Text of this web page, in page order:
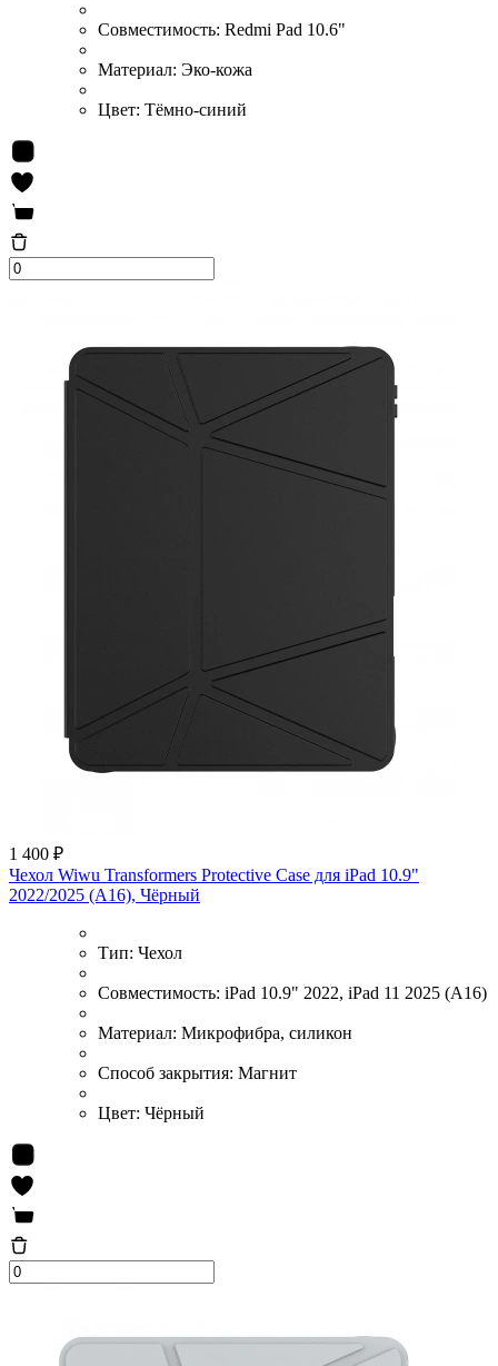
Совместимость: Redmi Pad 10.6"
Материал: Эко-кожа
Цвет: Тёмно-синий
1 400 ₽
Чехол Wiwu Transformers Protective Case для iPad 10.9"
2022/2025 (A16), Чёрный
Тип: Чехол
Совместимость: iPad 10.9" 2022, iPad 11 2025 (A16)
Материал: Микрофибра, силикон
Способ закрытия: Магнит
Цвет: Чёрный